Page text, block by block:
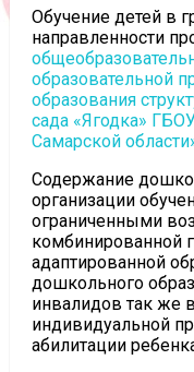
Обучение детей в
направленности
образовательной
образования
сада «Ягодка»
Самарской
Содержание
организации
ограниченными
комбинированной
адаптированной
дошкольного
инвалидов так же
индивидуальной
абилитации